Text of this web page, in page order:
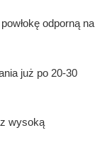
odporną na
już po 20-30
wysoką